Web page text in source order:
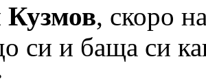
, скоро
си и баща си